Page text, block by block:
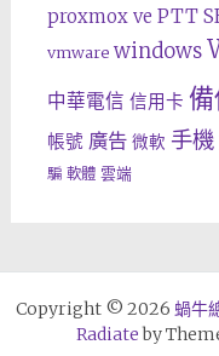
proxmox ve PTT
vmware windows
中華電信 信用卡
帳號 廣告 微軟 手機
騙 軟體 雲端
Copyright © 2026 蝸牛
Radiateby